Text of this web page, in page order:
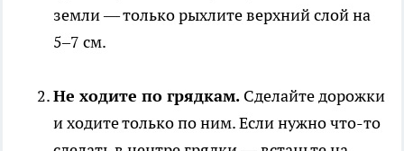
земли — только рыхлите верхний слой на
5–7 см.
Не ходите по грядкам. Сделайте дорожки
и ходите только по ним. Если нужно что-то